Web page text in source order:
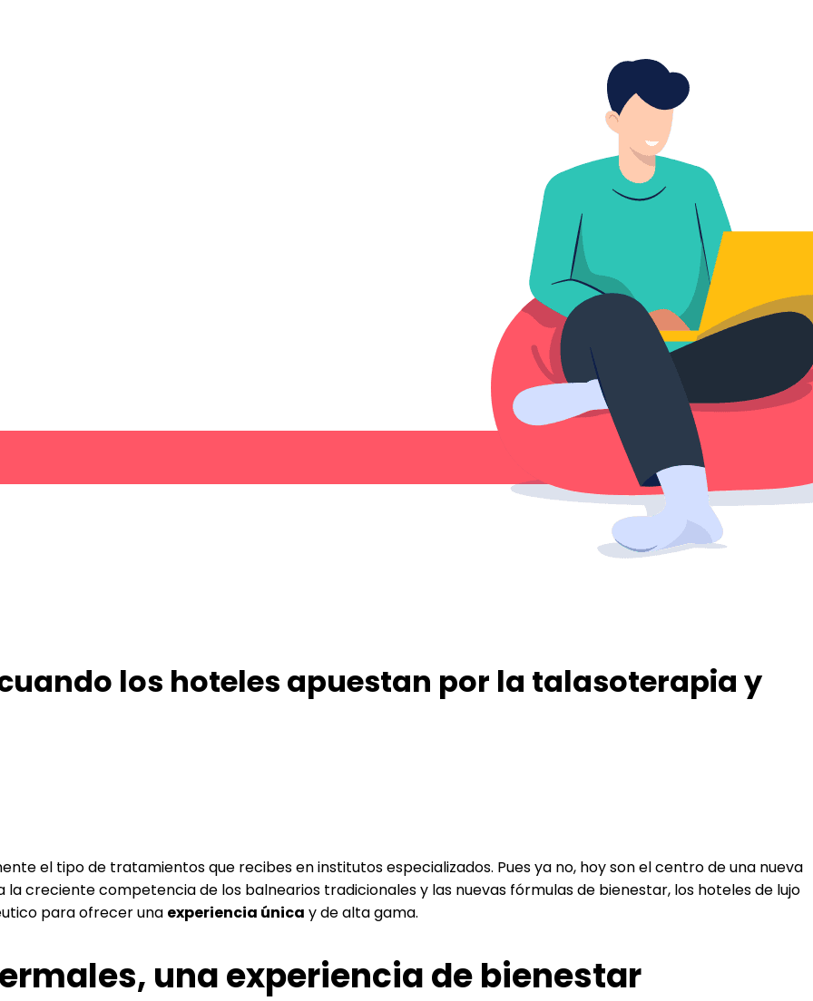
los hoteles apuestan por la talasoterapia y
el tipo de tratamientos que recibes en institutos especializados. Pues ya no, hoy son el centro de una nueva
creciente competencia de los balnearios tradicionales y las nuevas fórmulas de bienestar, los hoteles de lujo
para ofrecer una experiencia única y de alta gama.
una experiencia de bienestar